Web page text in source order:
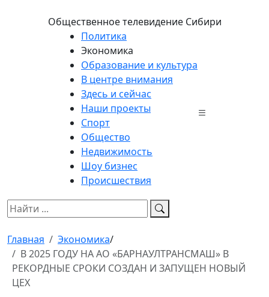
Общественное телевидение Сибири
Политика
Экономика
Образование и культура
В центре внимания
Здесь и сейчас
Наши проекты
Спорт
Общество
Недвижимость
Шоу бизнес
Происшествия
Главная Экономика/
В 2025 ГОДУ НА АО «БАРНАУЛТРАНСМАШ» В
РЕКОРДНЫЕ СРОКИ СОЗДАН И ЗАПУЩЕН НОВЫЙ
ЦЕХ